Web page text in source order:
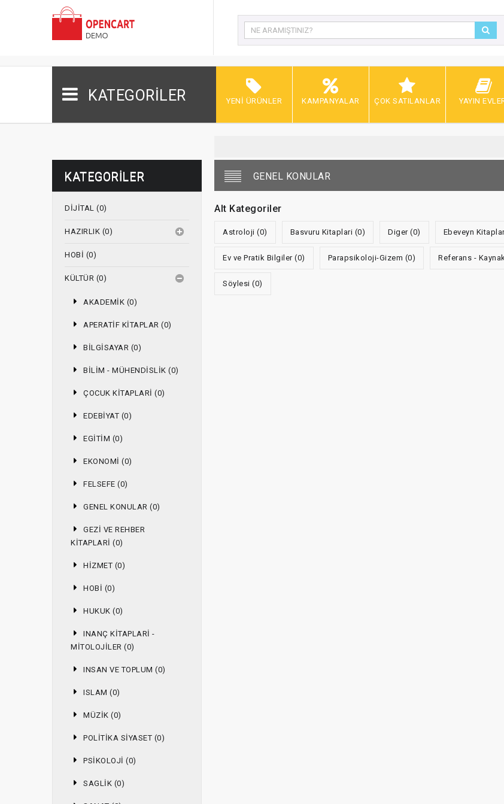
KATEGORİLER YENI ÜRÜNLER KAMPANYALAR ÇOK SATILANLAR YAYIN
KATEGORILER
DİJİTAL (0)
HAZIRLIK (0)
HOBİ (0)
KÜLTÜR (0)
AKADEMIK (0)
APERATIF KITAPLAR (0)
BILGISAYAR (0)
BILIM - MÜHENDISLIK (0)
ÇOCUK KITAPLARI (0)
EDEBIYAT (0)
EGITIM (0)
EKONOMI (0)
FELSEFE (0)
GENEL KONULAR (0)
GEZI VE REHBER
KITAPLARI (0)
HIZMET (0)
HOBI (0)
HUKUK (0)
INANÇ KITAPLARI -
MITOLOJILER (0)
INSAN VE TOPLUM (0)
ISLAM (0)
MÜZIK (0)
POLITIKA SIYASET (0)
PSIKOLOJI (0)
SAGLIK (0)
GENEL KONULAR
Alt Kategoriler
Astroloji (0) Basvuru Kitaplari (0) Diger (0) Ebeveyn
Ev ve Pratik Bilgiler (0) Parapsikoloji-Gizem (0) Referans -
Söylesi (0)